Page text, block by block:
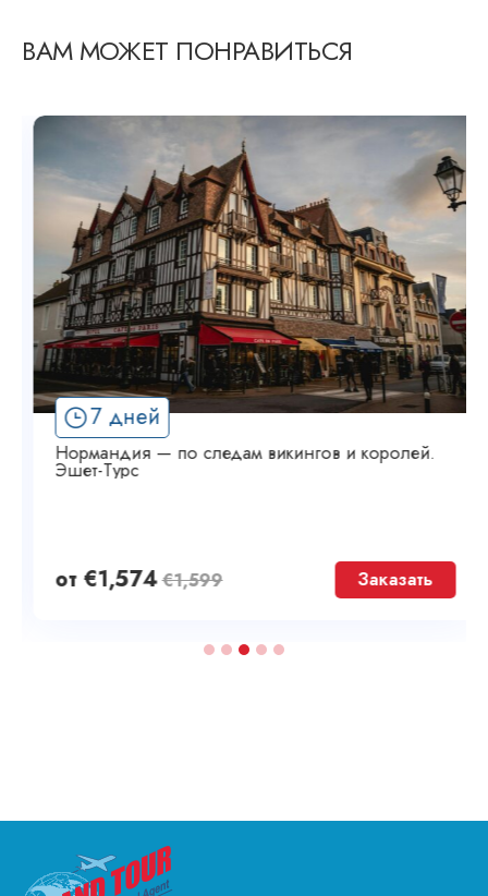
ВАМ МОЖЕТ ПОНРАВИТЬСЯ
7 дней
Нормандия — по следам викингов и королей.
Эшет-Турс
от€1,574€1,599 Заказать